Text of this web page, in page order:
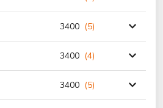
3400 (5)
3400 (4)
3400 (5)